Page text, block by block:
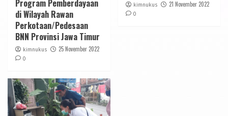
Program Pemberdayaan
di Wilayah Rawan
Perkotaan/Pedesaan
BNN Provinsi Jawa Timur
kimnukus 25 November 2022
0
kimnukus 21 November 2022
0